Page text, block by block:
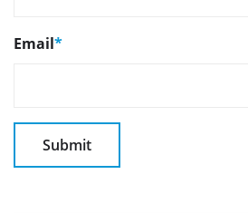
Email*